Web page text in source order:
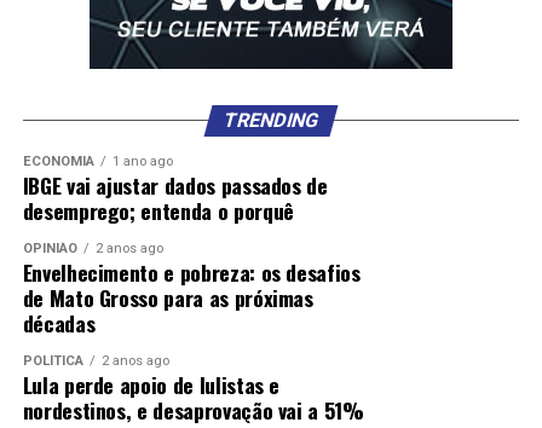
TRENDING
ECONOMIA 1 ano ago
IBGE vai ajustar dados passados de
desemprego; entenda o porquê
OPINIÃO 2 anos ago
Envelhecimento e pobreza: os desafios
de Mato Grosso para as próximas
décadas
POLÍTICA 2 anos ago
Lula perde apoio de lulistas e
nordestinos, e desaprovação vai a 51%